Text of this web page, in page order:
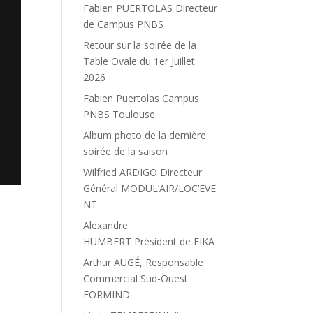
Fabien PUERTOLAS Directeur
de Campus PNBS
Retour sur la soirée de la
Table Ovale du 1er Juillet
2026
Fabien Puertolas Campus
PNBS Toulouse
Album photo de la dernière
soirée de la saison
Wilfried ARDIGO Directeur
Général MODUL’AIR/LOC’EVE
NT
Alexandre
HUMBERT Président de FIKA
Arthur AUGÉ, Responsable
Commercial Sud-Ouest
FORMIND